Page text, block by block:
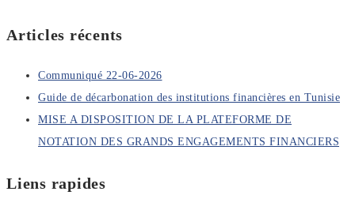
Articles récents
Communiqué 22-06-2026
Guide de décarbonation des institutions financières en Tunisie
MISE A DISPOSITION DE LA PLATEFORME DE
NOTATION DES GRANDS ENGAGEMENTS FINANCIERS
Liens rapides